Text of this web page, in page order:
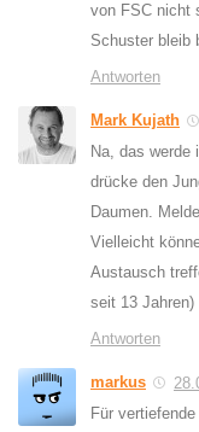
von FSC nicht
Schuster bleib
Antworten
Mark Kujath
Na, das werde
drücke den
Daumen.
Vielleicht
Austausch
seit 13
Antworten
markus
Für